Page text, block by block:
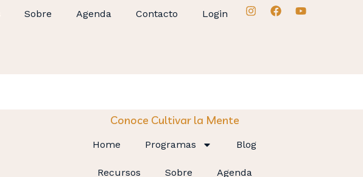
Sobre Agenda Contacto Login
Conoce Cultivar la Mente
Home Programas Blog
Recursos Sobre Agenda